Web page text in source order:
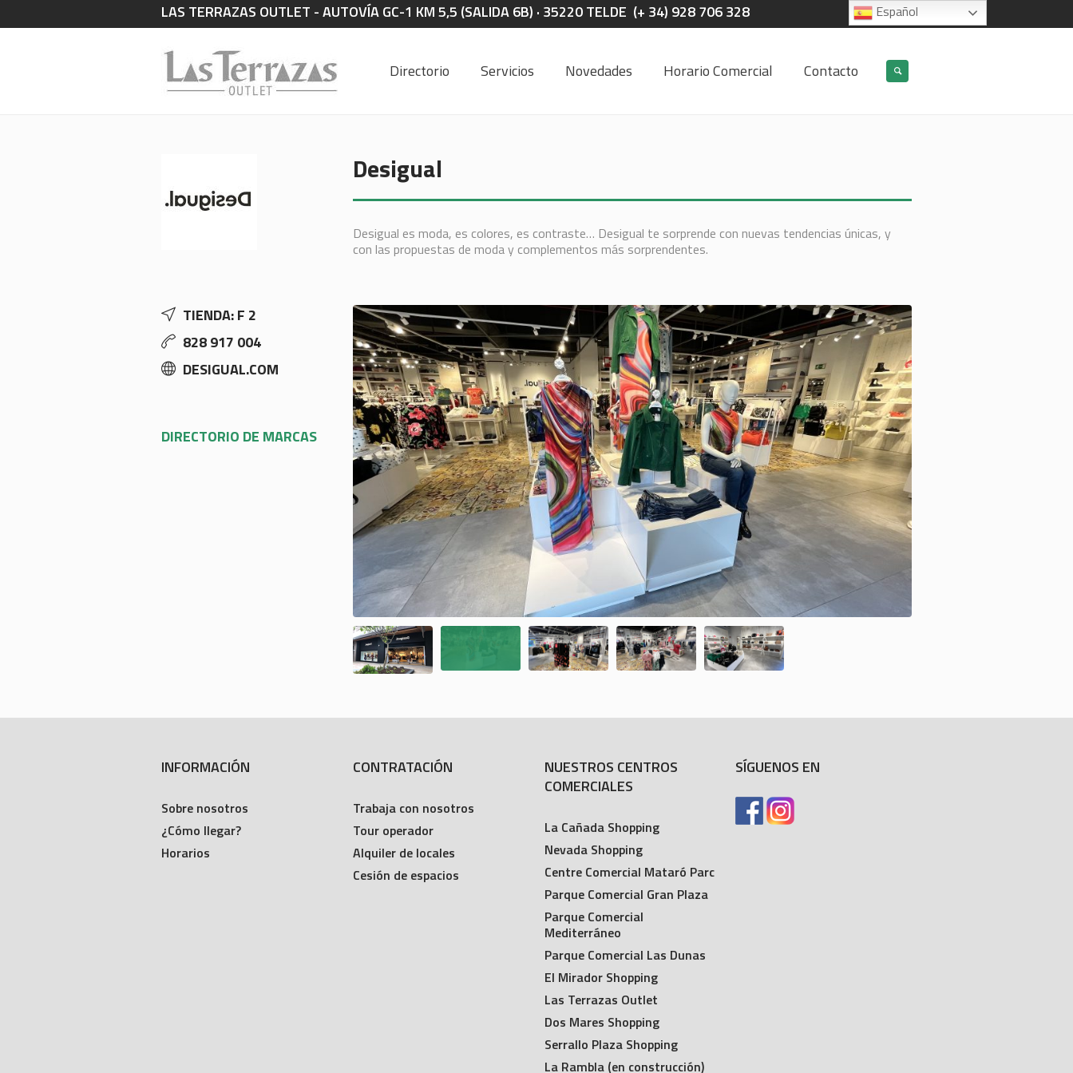
LAS TERRAZAS OUTLET - AUTOVÍA GC-1 KM 5,5 (SALIDA 6B) · 35220 TELDE (+ 34) 928 706 328
Directorio Servicios Novedades Horario Comercial Contacto
TIENDA: F 2
828 917 004
DESIGUAL.COM
DIRECTORIO DE MARCAS
Desigual
Desigual es moda, es colores, es contraste… Desigual te sorprende con nuevas tendencias únicas, y
con las propuestas de moda y complementos más sorprendentes.
INFORMACIÓN
Sobre nosotros
¿Cómo llegar?
Horarios
CONTRATACIÓN
Trabaja con nosotros
Tour operador
Alquiler de locales
Cesión de espacios
NUESTROS CENTROS
COMERCIALES
La Cañada Shopping
Nevada Shopping
Centre Comercial Mataró Parc
Parque Comercial Gran Plaza
Parque Comercial
Mediterráneo
Parque Comercial Las Dunas
El Mirador Shopping
Las Terrazas Outlet
Dos Mares Shopping
Serrallo Plaza Shopping
La Rambla (en construcción)
SÍGUENOS EN
Español